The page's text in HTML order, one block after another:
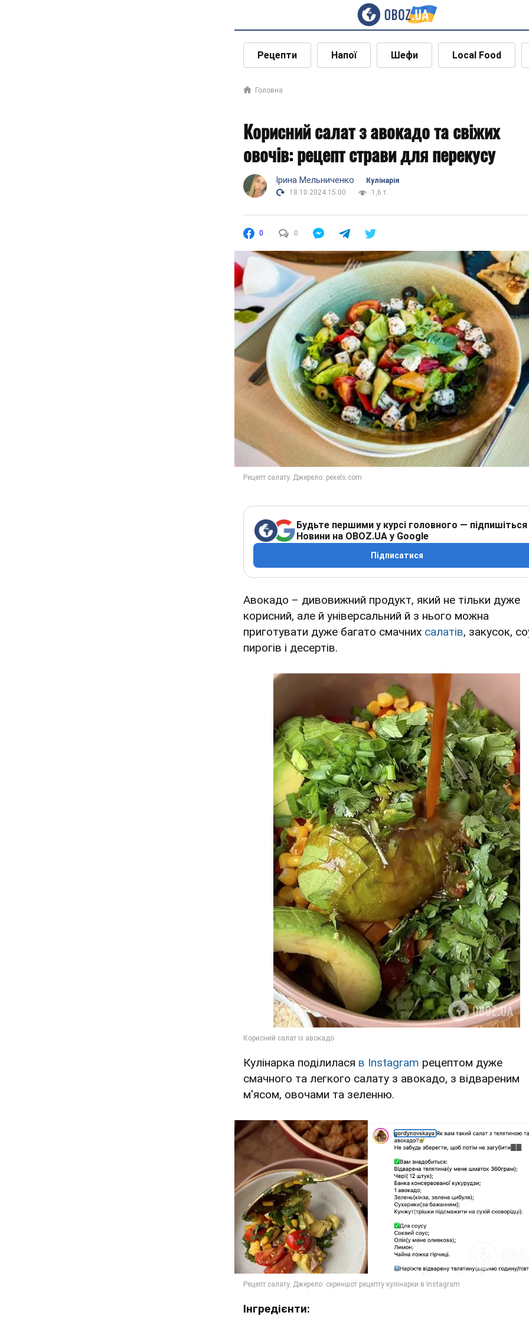
Рецепти Напої Шефи Local Food
Головна
Корисний салат з авокадо та свіжих
овочів: рецепт страви для перекусу
Ірина Мельниченко
Кулінарія
18.10.2024 15:00
1,6 т.
0 0
Будьте першими у курсі головного — підпишіться
Новини на OBOZ.UA у Google
Підписатися
Авокадо – дивовижний продукт, який не тільки дуже
корисний, але й універсальний й з нього можна
приготувати дуже багато смачних салатів, закусок,
пирогів і десертів.
Кулінарка поділилася в Instagram рецептом дуже
смачного та легкого салату з авокадо, з відвареним
м'ясом, овочами та зеленню.
Інгредієнти: